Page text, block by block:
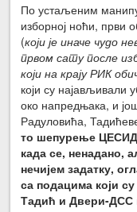
По устаљеним
изборној ноћи, први
(који је иначе чудо
првом сату после
који на крају РИК
који су најављивали
око напредњака, и
Радуловића,
то шепурење ЦЕСИД-
када се, ненадано,
нечијем задатку,
са подацима који
Тадић и Двери-ДСС